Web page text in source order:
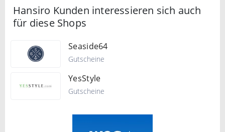
Hansiro Kunden interessieren sich auch
für diese Shops
Seaside64
Gutscheine
YesStyle
Gutscheine